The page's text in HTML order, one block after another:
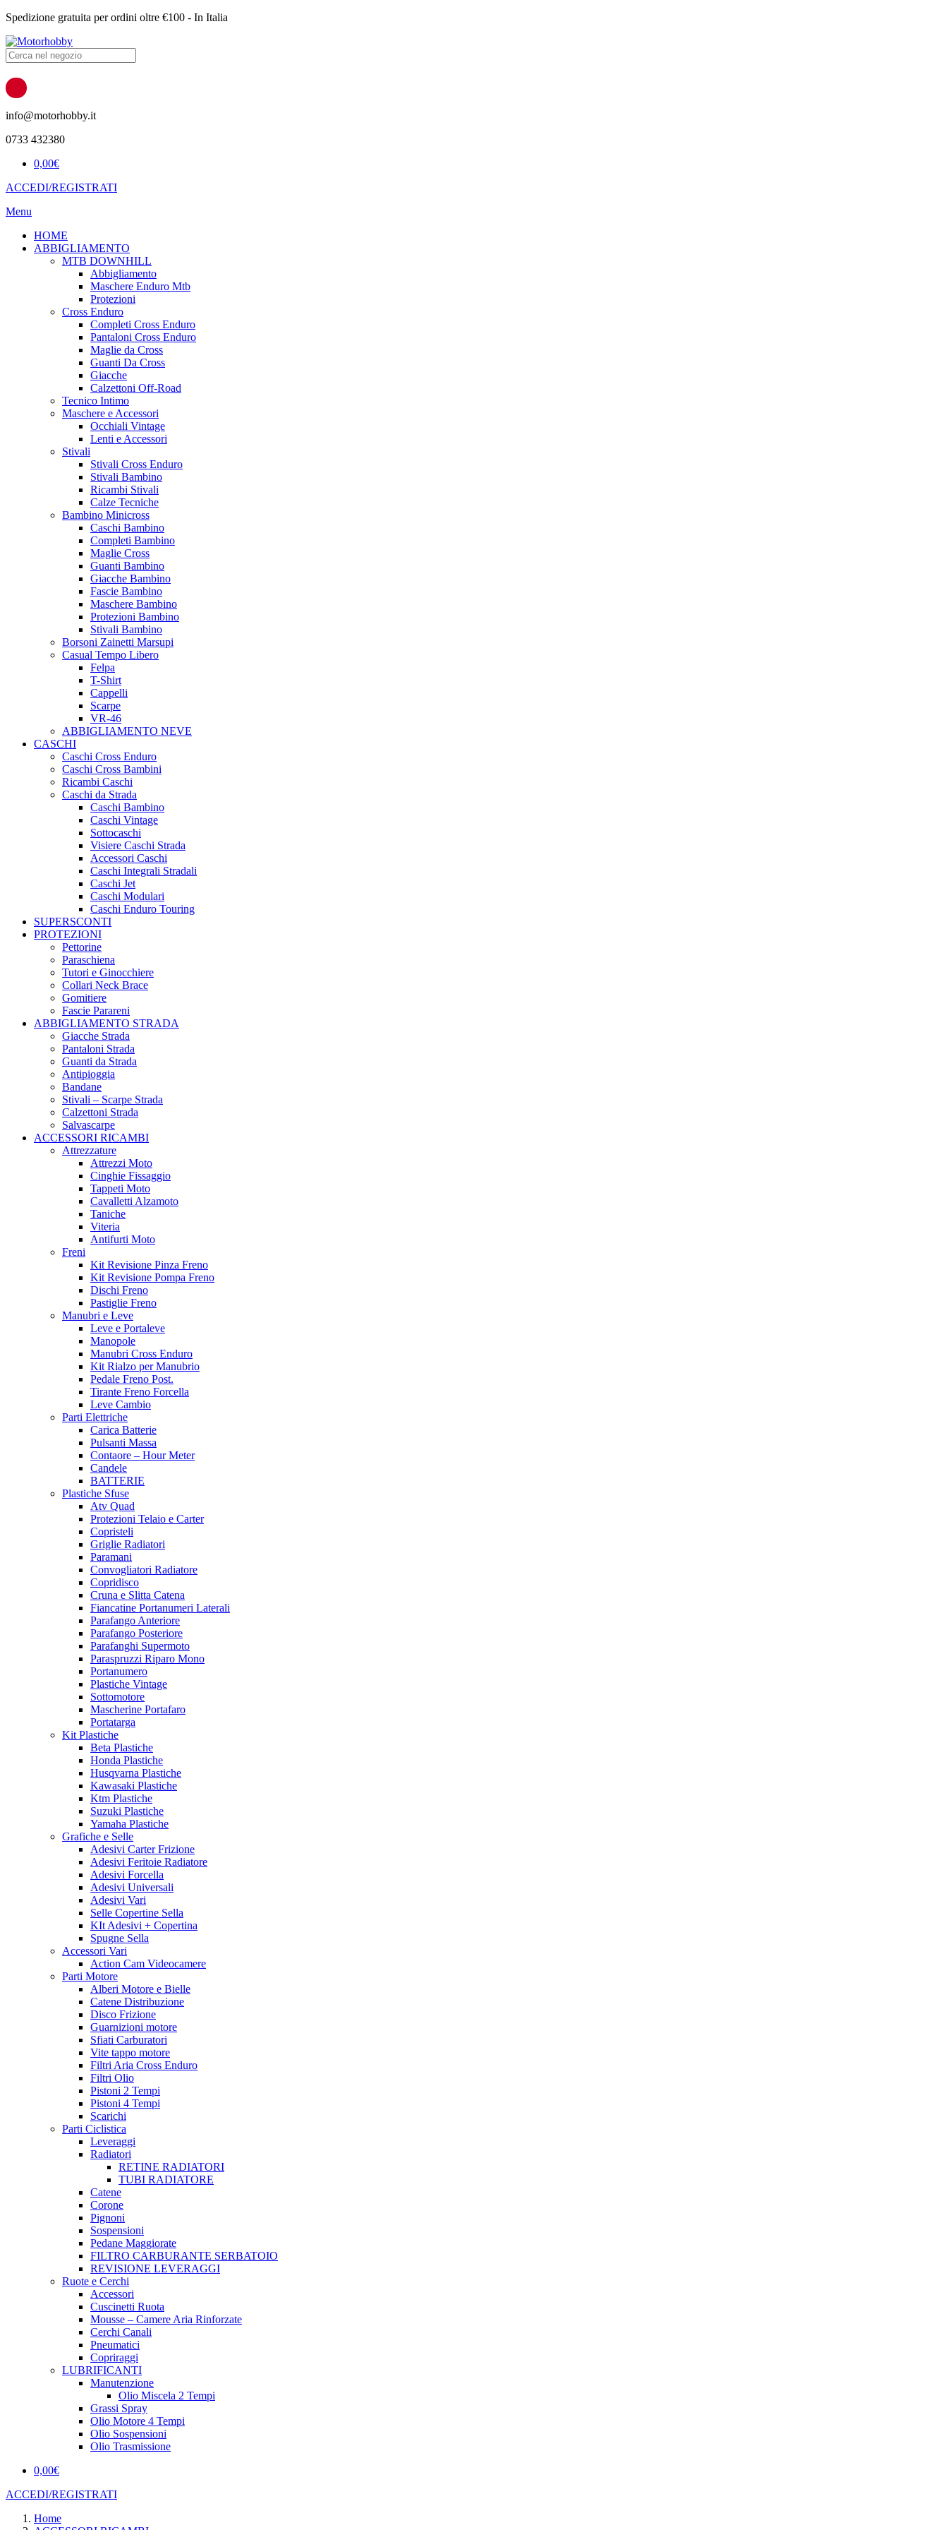
Spedizione gratuita per ordini oltre €100 - In Italia
Products
search
info@motorhobby.it
0733 432380
0,00€
ACCEDI/REGISTRATI
Menu
HOME
ABBIGLIAMENTO
MTB DOWNHILL
Abbigliamento
Maschere Enduro Mtb
Protezioni
Cross Enduro
Completi Cross Enduro
Pantaloni Cross Enduro
Maglie da Cross
Guanti Da Cross
Giacche
Calzettoni Off-Road
Tecnico Intimo
Maschere e Accessori
Occhiali Vintage
Lenti e Accessori
Stivali
Stivali Cross Enduro
Stivali Bambino
Ricambi Stivali
Calze Tecniche
Bambino Minicross
Caschi Bambino
Completi Bambino
Maglie Cross
Guanti Bambino
Giacche Bambino
Fascie Bambino
Maschere Bambino
Protezioni Bambino
Stivali Bambino
Borsoni Zainetti Marsupi
Casual Tempo Libero
Felpa
T-Shirt
Cappelli
Scarpe
VR-46
ABBIGLIAMENTO NEVE
CASCHI
Caschi Cross Enduro
Caschi Cross Bambini
Ricambi Caschi
Caschi da Strada
Caschi Bambino
Caschi Vintage
Sottocaschi
Visiere Caschi Strada
Accessori Caschi
Caschi Integrali Stradali
Caschi Jet
Caschi Modulari
Caschi Enduro Touring
SUPERSCONTI
PROTEZIONI
Pettorine
Paraschiena
Tutori e Ginocchiere
Collari Neck Brace
Gomitiere
Fascie Parareni
ABBIGLIAMENTO STRADA
Giacche Strada
Pantaloni Strada
Guanti da Strada
Antipioggia
Bandane
Stivali – Scarpe Strada
Calzettoni Strada
Salvascarpe
ACCESSORI RICAMBI
Attrezzature
Attrezzi Moto
Cinghie Fissaggio
Tappeti Moto
Cavalletti Alzamoto
Taniche
Viteria
Antifurti Moto
Freni
Kit Revisione Pinza Freno
Kit Revisione Pompa Freno
Dischi Freno
Pastiglie Freno
Manubri e Leve
Leve e Portaleve
Manopole
Manubri Cross Enduro
Kit Rialzo per Manubrio
Pedale Freno Post.
Tirante Freno Forcella
Leve Cambio
Parti Elettriche
Carica Batterie
Pulsanti Massa
Contaore – Hour Meter
Candele
BATTERIE
Plastiche Sfuse
Atv Quad
Protezioni Telaio e Carter
Copristeli
Griglie Radiatori
Paramani
Convogliatori Radiatore
Copridisco
Cruna e Slitta Catena
Fiancatine Portanumeri Laterali
Parafango Anteriore
Parafango Posteriore
Parafanghi Supermoto
Paraspruzzi Riparo Mono
Portanumero
Plastiche Vintage
Sottomotore
Mascherine Portafaro
Portatarga
Kit Plastiche
Beta Plastiche
Honda Plastiche
Husqvarna Plastiche
Kawasaki Plastiche
Ktm Plastiche
Suzuki Plastiche
Yamaha Plastiche
Grafiche e Selle
Adesivi Carter Frizione
Adesivi Feritoie Radiatore
Adesivi Forcella
Adesivi Universali
Adesivi Vari
Selle Copertine Sella
KIt Adesivi + Copertina
Spugne Sella
Accessori Vari
Action Cam Videocamere
Parti Motore
Alberi Motore e Bielle
Catene Distribuzione
Disco Frizione
Guarnizioni motore
Sfiati Carburatori
Vite tappo motore
Filtri Aria Cross Enduro
Filtri Olio
Pistoni 2 Tempi
Pistoni 4 Tempi
Scarichi
Parti Ciclistica
Leveraggi
Radiatori
RETINE RADIATORI
TUBI RADIATORE
Catene
Corone
Pignoni
Sospensioni
Pedane Maggiorate
FILTRO CARBURANTE SERBATOIO
REVISIONE LEVERAGGI
Ruote e Cerchi
Accessori
Cuscinetti Ruota
Mousse – Camere Aria Rinforzate
Cerchi Canali
Pneumatici
Copriraggi
LUBRIFICANTI
Manutenzione
Olio Miscela 2 Tempi
Grassi Spray
Olio Motore 4 Tempi
Olio Sospensioni
Olio Trasmissione
0,00€
ACCEDI/REGISTRATI
Home